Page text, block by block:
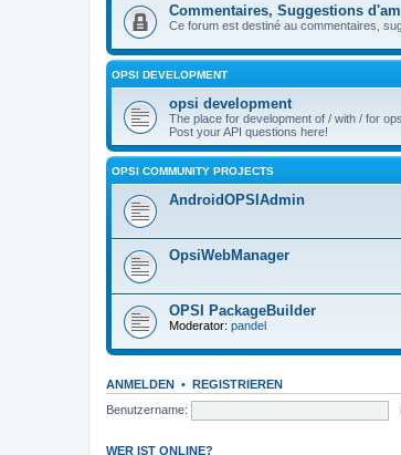
Commentaires, Suggestions
Ce forum est destiné au commentaires,
OPSI DEVELOPMENT
opsi development
The place for development of / with / for
Post your API questions here!
OPSI COMMUNITY PROJECTS
AndroidOPSIAdmin
OpsiWebManager
OPSI PackageBuilder
Moderator: pandel
ANMELDEN • REGISTRIEREN
Benutzername:
WER IST ONLINE?